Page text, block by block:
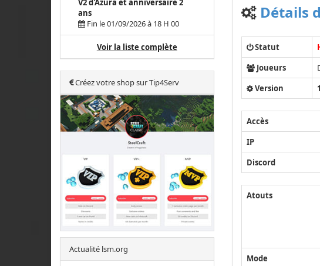
V2 d'Azura et anniversaire 2
ans
Fin le 01/09/2026 à 18 H 00
Voir la liste complète
Créez votre shop sur Tip4Serv
Actualité lsm.org
Détails
Statut
Joueurs
Version
Accès
IP
Discord
Atouts
Mode